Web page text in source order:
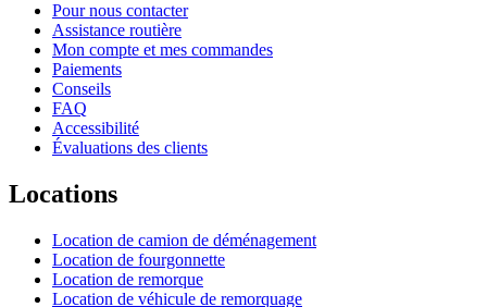
Pour nous contacter
Assistance routière
Mon compte et mes commandes
Paiements
Conseils
FAQ
Accessibilité
Évaluations des clients
Locations
Location de camion de déménagement
Location de fourgonnette
Location de remorque
Location de véhicule de remorquage